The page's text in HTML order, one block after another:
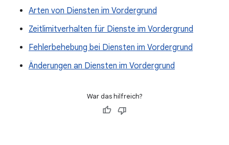
Arten von Diensten im Vordergrund
Zeitlimitverhalten für Dienste im Vordergrund
Fehlerbehebung bei Diensten im Vordergrund
Änderungen an Diensten im Vordergrund
War das hilfreich?